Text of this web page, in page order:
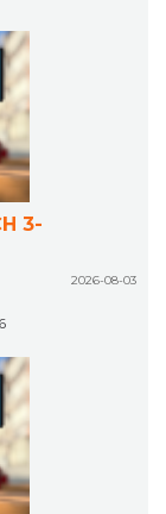
3-
2026-08-03